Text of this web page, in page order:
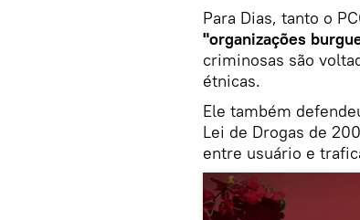
Para Dias, tanto o
"organizações
criminosas são
étnicas.
Ele também
Lei de Drogas de
entre usuário e